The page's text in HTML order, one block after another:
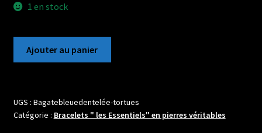
1 en stock
pierres
boules
Ajouter au panier
UGS : Bagatebleuedentelée-tortues
Catégorie : Bracelets " les Essentiels" en pierres véritables